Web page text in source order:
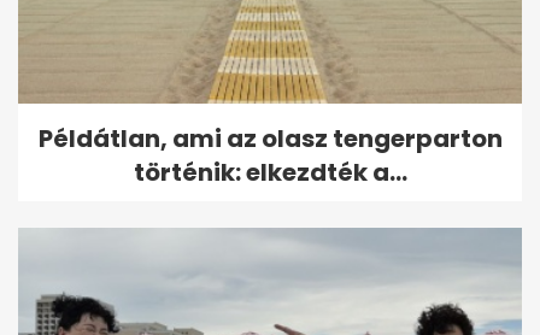
Példátlan, ami az olasz tengerparton
történik: elkezdték a...